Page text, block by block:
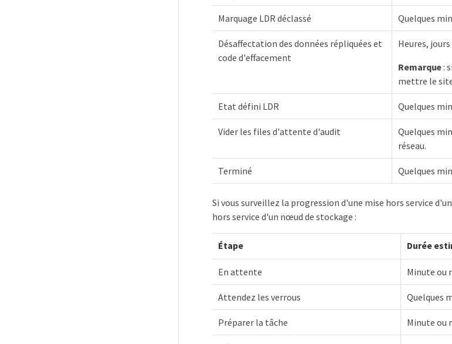
Marquage LDR déclassé Quelques
Désaffectation des données répliquées et
code d'effacement
Heures,
Remarque:
mettre le
Etat défini LDR Quelques
Vider les files d'attente d'audit
Quelques
réseau.
Terminé Quelques
Si vous surveillez la progression d'une mise hors service
hors service d'un nœud de stockage :
Étape Durée
En attente Minute ou
Attendez les verrous Quelques
Préparer la tâche Minute ou